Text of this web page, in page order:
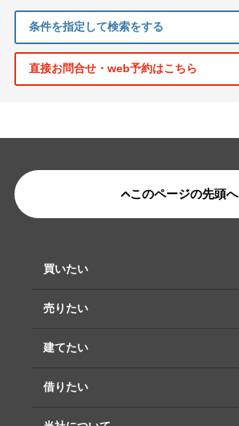
条件を指定して検索をする
直接お問合せ・web予約はこちら
このページの先頭へ
買いたい
売りたい
建てたい
借りたい